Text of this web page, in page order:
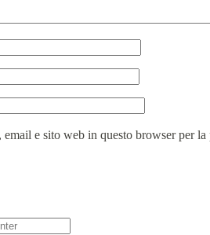
e sito web in questo browser per